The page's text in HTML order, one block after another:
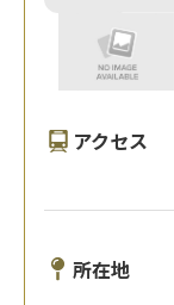
アクセス
所在地